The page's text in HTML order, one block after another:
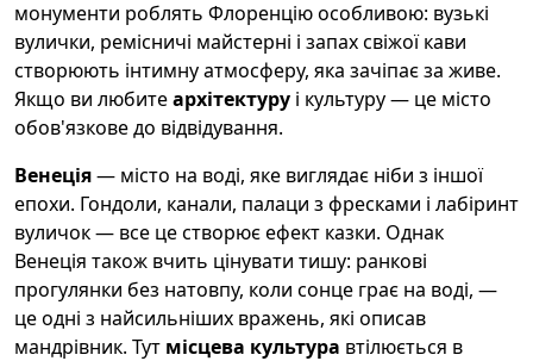
монументи роблять Флоренцію особливою: вузькі
вулички, ремісничі майстерні і запах свіжої кави
створюють інтимну атмосферу, яка зачіпає за живе.
Якщо ви любитеархітектуру і культуру — це місто
обов'язкове до відвідування.
Венеція— місто на воді, яке виглядає ніби з іншої
епохи. Гондоли, канали, палаци з фресками і лабіринт
вуличок — все це створює ефект казки. Однак
Венеція також вчить цінувати тишу: ранкові
прогулянки без натовпу, коли сонце грає на воді, —
це одні з найсильніших вражень, які описав
мандрівник. Тут місцева культура втілюється в